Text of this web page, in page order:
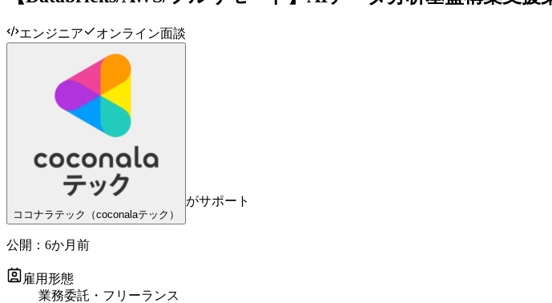
エンジニア オンライン面談
ココナラテック（coconalaテック）
がサポート
公開： 6か月前
雇用形態
業務委託・フリーランス